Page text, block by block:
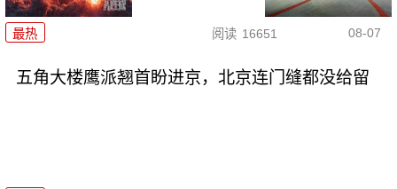
最热 阅读 16651 08-07
五角大楼鹰派翘首盼进京，北京连门缝都没给留